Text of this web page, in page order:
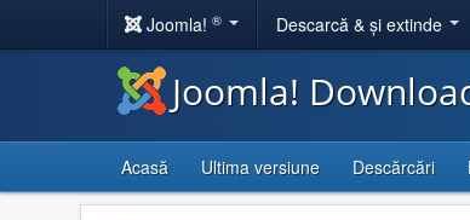
Joomla! ® Descarcă & și extinde
Joomla!
Acasă Ultima versiune Descărcări